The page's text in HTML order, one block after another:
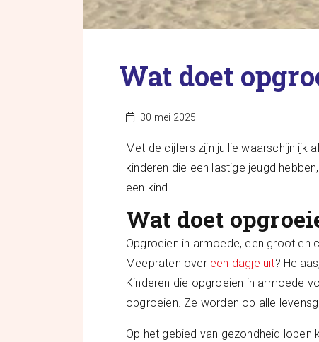
Wat doet
30 mei 2025
Met de cijfers zijn jullie waarschijnlijk
kinderen die een lastige jeugd
een kind.
Wat doet
Opgroeien in armoede, een groot en
Meepraten over een dagje uit?
Kinderen die opgroeien in armoede
opgroeien. Ze worden op alle
Op het gebied van gezondheid